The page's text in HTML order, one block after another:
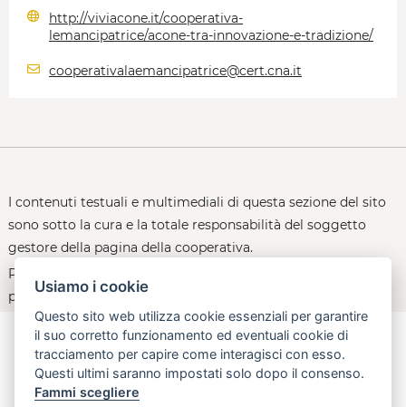
http://viviacone.it/cooperativa-
lemancipatrice/acone-tra-innovazione-e-tradizione/
cooperativalaemancipatrice@cert.cna.it
I contenuti testuali e multimediali di questa sezione del sito
sono sotto la cura e la totale responsabilità del soggetto
gestore della pagina della cooperativa.
Per le policy d'uso della piattaforma, consultare la
pagina:open.toscana.it/privacy
aperta, innovativa, online
Usiamo i cookie
Questo sito web utilizza cookie essenziali per garantire
il suo corretto funzionamento ed eventuali cookie di
tracciamento per capire come interagisci con esso.
Questi ultimi saranno impostati solo dopo il consenso.
Fammi scegliere